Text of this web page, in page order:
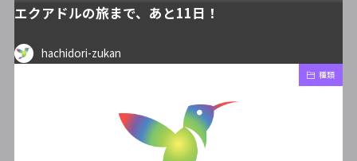
エクアドルの旅まで、あと11日！
hachidori-zukan
種類